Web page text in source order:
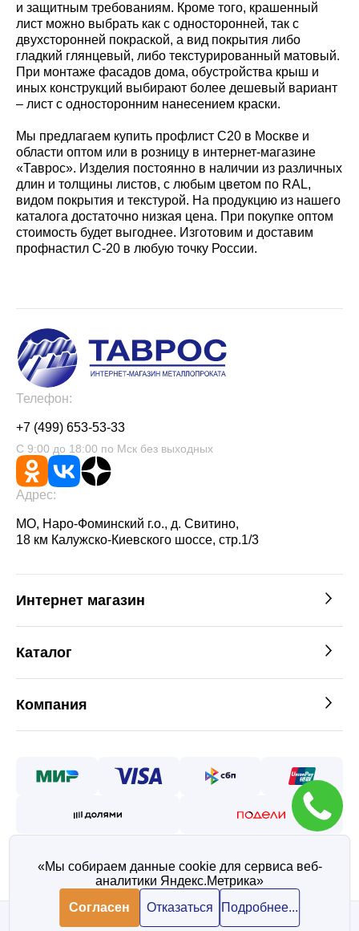
993 ₽/ шт В корзину
993 ₽/ шт В корзину
и защитным требованиям. Кроме того, крашенный
лист можно выбрать как с односторонней, так с
двухсторонней покраской, а вид покрытия либо
гладкий глянцевый, либо текстурированный матовый.
При монтаже фасадов дома, обустройства крыш и
иных конструкций выбирают более дешевый вариант
– лист с односторонним нанесением краски.
Мы предлагаем купить профлист С20 в Москве и
области оптом или в розницу в интернет-магазине
«Таврос». Изделия постоянно в наличии из различных
длин и толщины листов, с любым цветом по RAL,
видом покрытия и текстурой. На продукцию из нашего
каталога достаточно низкая цена. При покупке оптом
стоимость будет выгоднее. Изготовим и доставим
профнастил С-20 в любую точку России.
Телефон:
+7 (499) 653-53-33
С 9:00 до 18:00 по Мск без выходных
Адрес:
МО, Наро-Фоминский г.о., д. Свитино,
18 км Калужско-Киевского шоссе, стр.1/3
Интернет магазин
Каталог
Компания
©2026 — Таврос интернет
магазин металлопроката
Политика конфиденциальности
Согласие на обработку персональных данных
«Мы собираем данные cookie для сервиса веб-
аналитики Яндекс.Метрика»
Согласен
Отказаться Подробнее...